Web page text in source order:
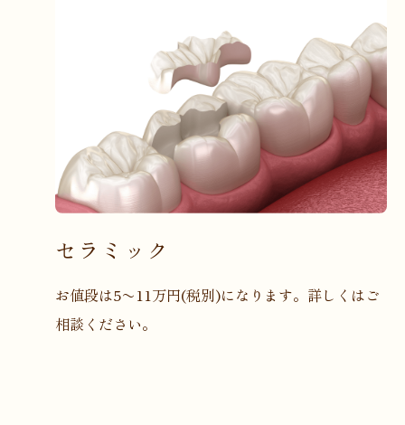
セラミック
お値段は5〜11万円(税別)になります。詳しくはご
相談ください。